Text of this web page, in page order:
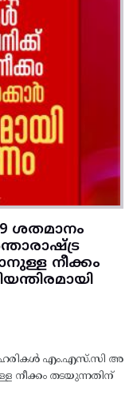
ശതമാനം
നീക്കം
എം.എസ്‌.സി അ
നീക്കം തടയുന്നതിന്‌